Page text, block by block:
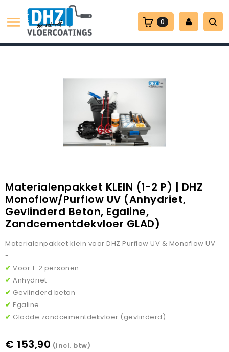
 0
Materialenpakket KLEIN (1-2 P) | DHZ
Monoflow/Purflow UV (anhydriet,
Gevlinderd Beton, Egaline,
Zandcementdekvloer GLAD)
Materialenpakket klein voor DHZ Purflow UV & Monoflow UV
-
✔ Voor 1-2 personen
✔ Anhydriet
✔ Gevlinderd beton
✔ Egaline
✔ Gladde zandcementdekvloer (gevlinderd)
€ 153,90 (incl. btw)